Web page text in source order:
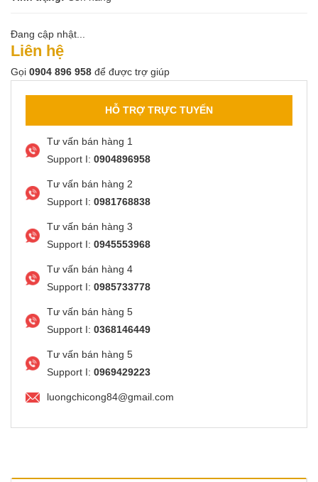
Đang cập nhật...
Liên hệ
Gọi 0904 896 958 để được trợ giúp
HỖ TRỢ TRỰC TUYẾN
Tư vấn bán hàng 1
Support I: 0904896958
Tư vấn bán hàng 2
Support I: 0981768838
Tư vấn bán hàng 3
Support I: 0945553968
Tư vấn bán hàng 4
Support I: 0985733778
Tư vấn bán hàng 5
Support I: 0368146449
Tư vấn bán hàng 5
Support I: 0969429223
luongchicong84@gmail.com